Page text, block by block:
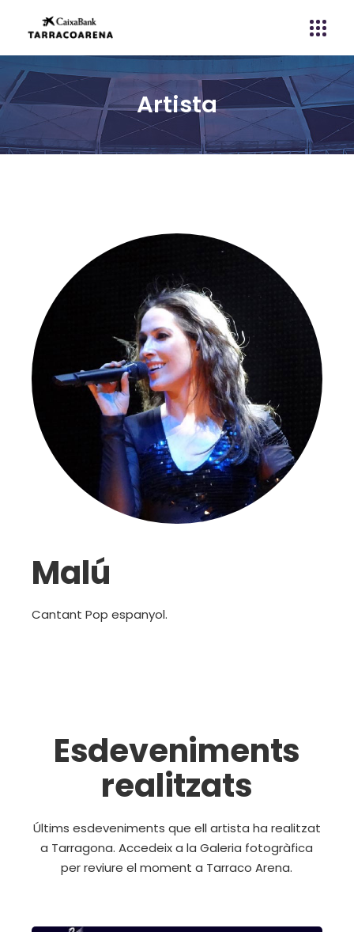
Artista
Malú
Cantant Pop espanyol.
Esdeveniments
realitzats
Últims esdeveniments que ell artista ha realitzat
a Tarragona. Accedeix a la Galeria fotogràfica
per reviure el moment a Tarraco Arena.